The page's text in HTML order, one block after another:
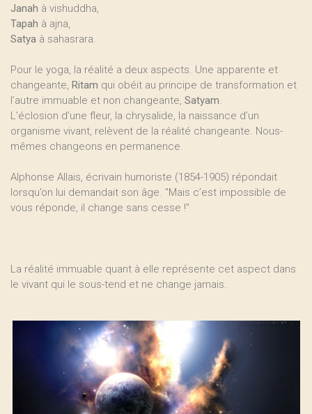
Janah à vishuddha,
Tapah à ajna,
Satya à sahasrara.
Pour le yoga, la réalité a deux aspects. Une apparente et
changeante, Ritam qui obéit au principe de transformation et
l’autre immuable et non changeante, Satyam.
L’éclosion d’une fleur, la chrysalide, la naissance d’un
organisme vivant, relèvent de la réalité changeante. Nous-
mêmes changeons en permanence.
Alphonse Allais, écrivain humoriste (1854-1905) répondait
lorsqu’on lui demandait son âge. "Mais c’est impossible de
vous réponde, il change sans cesse !"
La réalité immuable quant à elle représente cet aspect dans
le vivant qui le sous-tend et ne change jamais.